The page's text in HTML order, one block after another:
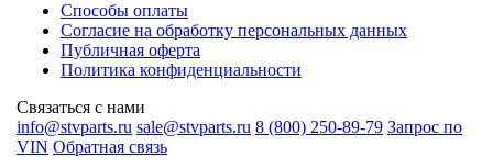
Способы оплаты
Согласие на обработку персональных данных
Публичная оферта
Политика конфиденциальности
Связаться с нами
info@stvparts.ru sale@stvparts.ru 8 (800) 250-89-79 Запрос по
VIN Обратная связь